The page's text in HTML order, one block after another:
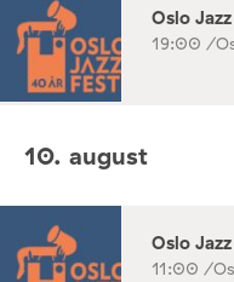
Oslo
19:00 /
10. august
Oslo
11:00 /